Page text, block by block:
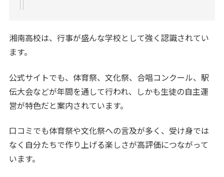
湘南高校は、行事が盛んな学校として強く認識されてい
ます。
公式サイトでも、体育祭、文化祭、合唱コンクール、駅
伝大会などが年間を通して行われ、しかも生徒の自主運
営が特色だと案内されています。
口コミでも体育祭や文化祭への言及が多く、受け身では
なく自分たちで作り上げる楽しさが高評価につながって
います。